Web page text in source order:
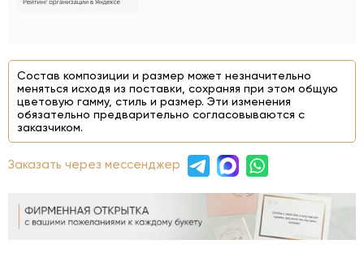
Состав композиции и размер может незначительно
меняться исходя из поставки, сохраняя при этом общую
цветовую гамму, стиль и размер. Эти изменения
обязательно предварительно согласовываются с
заказчиком.
Заказать через мессенджер